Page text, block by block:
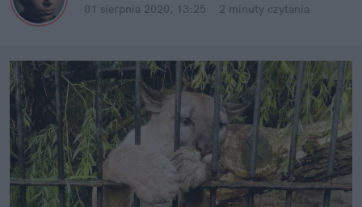
01 sierpnia 2020, 13:25 2 minuty czytania